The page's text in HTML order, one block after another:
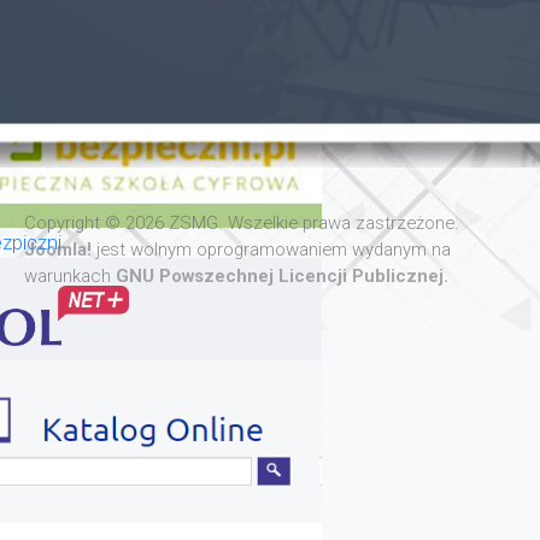
Copyright © 2026 ZSMG. Wszelkie prawa zastrzeżone.
Joomla! jest wolnym oprogramowaniem wydanym na
warunkach GNU Powszechnej Licencji Publicznej.